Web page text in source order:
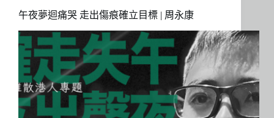
午夜夢迴痛哭 走出傷痕確立目標 | 周永康